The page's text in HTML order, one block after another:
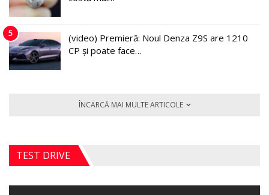
5
(video) Premieră: Noul Denza Z9S are 1210
CP și poate face…
ÎNCARCĂ MAI MULTE ARTICOLE
TEST DRIVE